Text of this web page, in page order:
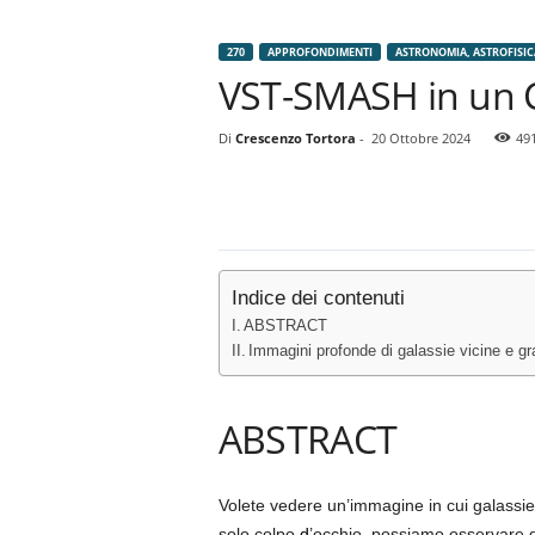
270 APPROFONDIMENTI ASTRONOMIA,
VST-SMASH in
Di Crescenzo Tortora - 20 Ottobre 2024
Indice dei contenuti
ABSTRACT
Immagini profonde di galassie vicine e
ABSTRACT
Volete vedere un’immagine in cui